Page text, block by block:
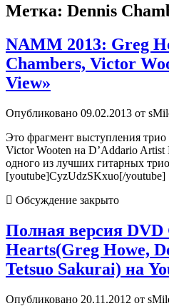
Метка: Dennis
NAMM 2013: Greg
Chambers, Victor
View»
Опубликовано 09.02.2013 от
Это фрагмент выступления
Victor Wooten на D’Addario
одного из лучших гитарных
[youtube]CyzUdzSKxuo[/youtube]
Обсуждение закрыто
Полная версия DVD
Hearts(Greg Howe,
Tetsuo Sakurai) на
Опубликовано 20.11.2012 от